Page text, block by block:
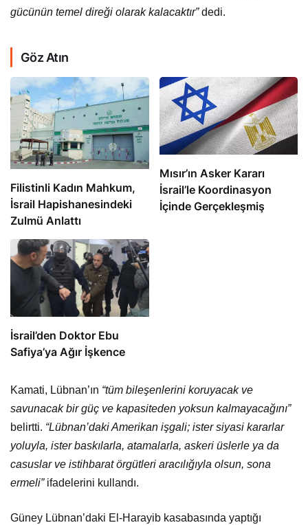
gücünün temel direği olarak kalacaktır”dedi.
Göz Atın
Filistinli Kadın Mahkum,
İsrail Hapishanesindeki
Zulmü Anlattı
Mısır’ın Asker Kararı
İsrail’le Koordinasyon
İçinde Gerçekleşmiş
İsrail’den Doktor Ebu
Safiya’ya Ağır İşkence
Kamati, Lübnan’ın “tüm bileşenlerini koruyacak ve
savunacak bir güç ve kapasiteden yoksun kalmayacağını”
belirtti. “Lübnan’daki Amerikan işgali; ister siyasi kararlar
yoluyla, ister baskılarla, atamalarla, askeri üslerle ya da
casuslar ve istihbarat örgütleri aracılığıyla olsun, sona
ermeli”ifadelerini kullandı.
Güney Lübnan’daki El-Harayib kasabasında yaptığı